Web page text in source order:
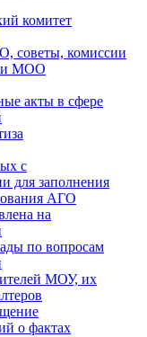
комитет
советы, комиссии
МОО
акты в сфере
с
для заполнения
АГО
на
по вопросам
МОУ, их
о фактах